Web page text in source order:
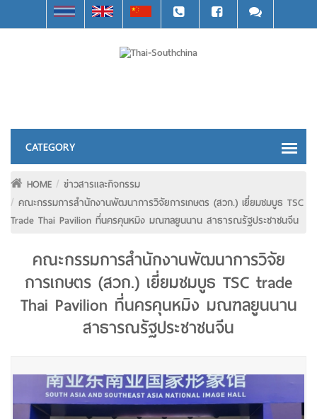
HOME
ข่าวสารและกิจกรรม
คณะกรรมการสำนักงานพัฒนาการวิจัยการเกษตร (สวก.) เยี่ยมชมบูธ TSC
Trade Thai Pavilion ที่นครคุนหมิง มณฑลยูนนาน สาธารณรัฐประชาชนจีน
คณะกรรมการสำนักงานพัฒนาการวิจัย
การเกษตร (สวก.) เยี่ยมชมบูธ TSC trade
Thai Pavilion ที่นครคุนหมิง มณฑลยูนนาน
สาธารณรัฐประชาชนจีน